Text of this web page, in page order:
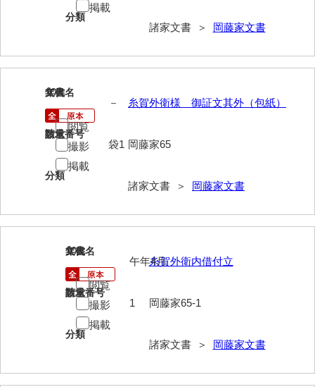
岡藤家文書
岡本家文書（島根県）
小川五郎収集史料
尾崎家文書
尾崎家文書（防府市）
小田家文書（山口市吉敷）
小田家文書（柳井市金屋）
小田家文書（柳井市和田）
小田家文書（山口市下小鯖）
影山家文書
分類
諸家文書 ＞ 岡藤家文書
掲載
107
文書名
糸賀外衛様 御証文其外（包紙）
請求番号
岡藤家65
分類
諸家文書 ＞ 岡藤家文書
年代
－
数量
袋1
閲覧
撮影
掲載
108
文書名
糸賀外衛内借付立
請求番号
岡藤家65-1
分類
諸家文書 ＞ 岡藤家文書
年代
午年4月
数量
1
閲覧
撮影
掲載